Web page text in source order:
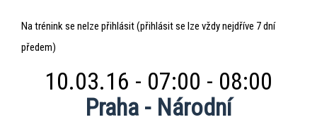
Praha
7:00
Na trénink se nelze přihlásit (přihlásit se lze vždy nejdříve 7 dní
předem)
10.03.16 - 07:00 - 08:00
Praha - Národní